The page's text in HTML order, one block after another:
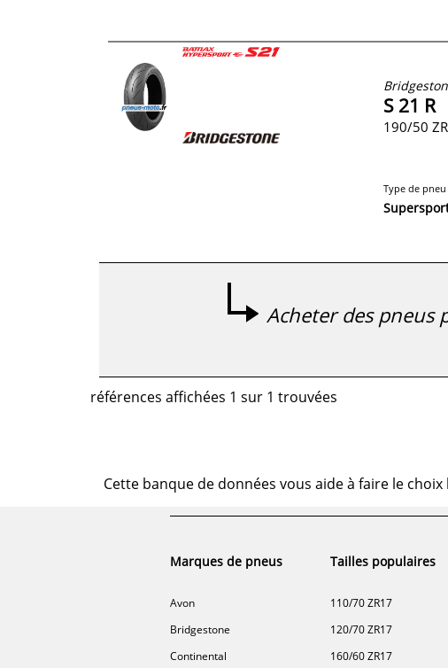
S 21 R
190/50
Type de pneu
Acheter des pneus
références affichées 1 sur 1 trouvées
Cette banque de données vous aide à faire le
Marques de pneus
Avon
Bridgestone
Continental
Tailles populaires
110/70 ZR17
120/70 ZR17
160/60 ZR17